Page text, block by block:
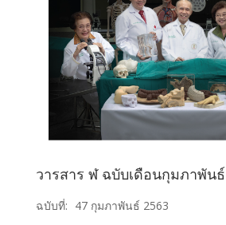
วารสาร ฬ ฉบับเดือนกุมภาพัน
ฉบับที่: 47 กุมภาพันธ์ 2563